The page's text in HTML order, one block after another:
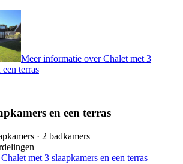
Meer informatie over Chalet met 3
een terras
en een terras
· 2 badkamers
met 3 slaapkamers en een terras